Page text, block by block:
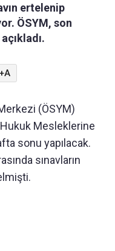
ertelenip
ÖSYM, son
+A
(ÖSYM)
Hukuk Mesleklerine
sonu yapılacak.
sınavların